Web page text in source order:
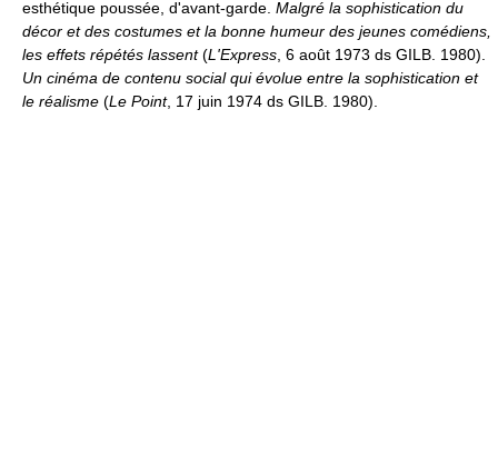
esthétique poussée, d'avant-garde. Malgré la sophistication du
décor et des costumes et la bonne humeur des jeunes comédiens,
les effets répétés lassent(L'Express , 6 août 1973 ds GILB. 1980).
Un cinéma de contenu social qui évolue entre la sophistication et
le réalisme (Le Point, 17 juin 1974 ds GILB. 1980).